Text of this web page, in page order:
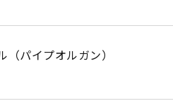
パイプオルガン）